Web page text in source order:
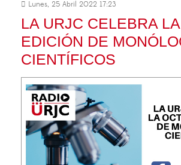
Lunes, 25 Abril 2022 17:23
LA URJC CELEBRA
EDICIÓN DE
CIENTÍFICOS